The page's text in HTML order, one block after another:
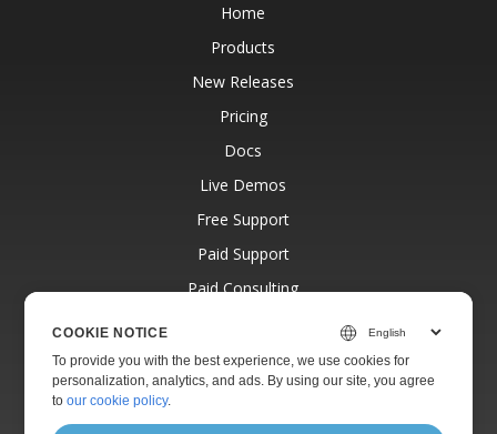
Home
Products
New Releases
Pricing
Docs
Live Demos
Free Support
Paid Support
Paid Consulting
Websites
About
COOKIE NOTICE
To provide you with the best experience, we use cookies for
personalization, analytics, and ads. By using our site, you agree
toour cookie policy.